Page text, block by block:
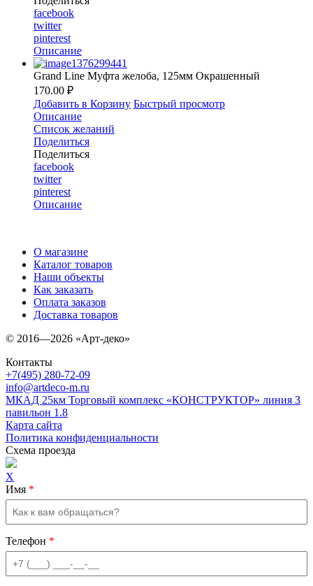
facebook
twitter
pinterest
Описание
Grand Line Муфта желоба, 125мм Окрашенный
170.00 ₽
Добавить в Корзину Быстрый просмотр
Описание
Список желаний
Поделиться
Поделиться
facebook
twitter
pinterest
Описание
О магазине
Каталог товаров
Наши объекты
Как заказать
Оплата заказов
Доставка товаров
© 2016—2026 «Арт-деко»
Контакты
+7(495) 280-72-09
info@artdeco-m.ru
МКАД 25км Торговый комплекс «КОНСТРУКТОР» линия З
павильон 1.8
Карта сайта
Политика конфиденциальности
Схема проезда
X
Имя *
Телефон *